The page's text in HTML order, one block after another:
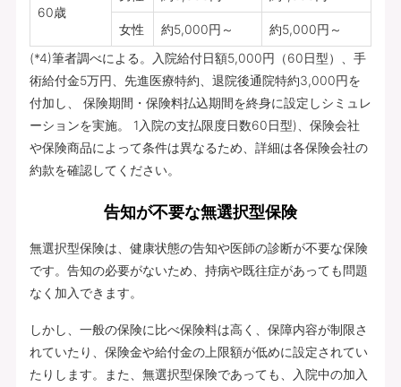
60歳
女性 約5,000円～
約5,000円～
(*4)筆者調べによる。入院給付日額5,000円（60日型）、手
術給付金5万円、先進医療特約、退院後通院特約3,000円を
付加し、 保険期間・保険料払込期間を終身に設定しシミュレ
ーションを実施。 1入院の支払限度日数60日型)、保険会社
や保険商品によって条件は異なるため、詳細は各保険会社の
約款を確認してください。
告知が不要な無選択型保険
無選択型保険は、健康状態の告知や医師の診断が不要な保険
です。告知の必要がないため、持病や既往症があっても問題
なく加入できます。
しかし、一般の保険に比べ保険料は高く、保障内容が制限さ
れていたり、保険金や給付金の上限額が低めに設定されてい
たりします。また、無選択型保険であっても、入院中の加入